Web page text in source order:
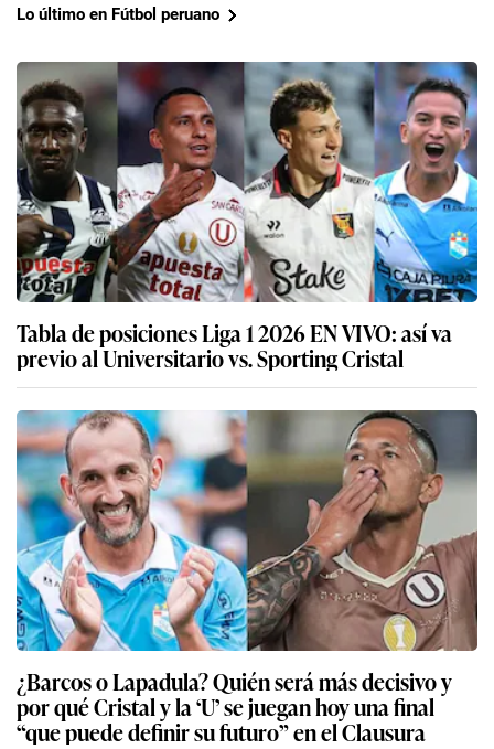
Lo último en Fútbol peruano
Tabla de posiciones Liga 1 2026 EN VIVO: así va
previo al Universitario vs. Sporting Cristal
¿Barcos o Lapadula? Quién será más decisivo y
por qué Cristal y la ‘U’ se juegan hoy una final
“que puede definir su futuro” en el Clausura